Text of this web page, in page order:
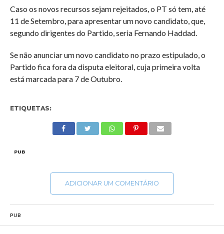
Caso os novos recursos sejam rejeitados, o PT só tem, até
11 de Setembro, para apresentar um novo candidato, que,
segundo dirigentes do Partido, seria Fernando Haddad.
Se não anunciar um novo candidato no prazo estipulado, o
Partido fica fora da disputa eleitoral, cuja primeira volta
está marcada para 7 de Outubro.
ETIQUETAS:
PUB
ADICIONAR UM COMENTÁRIO
PUB